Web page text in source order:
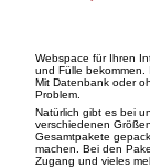
Webspace für Ihren
und Fülle
Mit Datenbank oder
Problem.
Natürlich gibt es bei
verschiedenen
Gesamtpakete
machen. Bei den
Zugang und vieles